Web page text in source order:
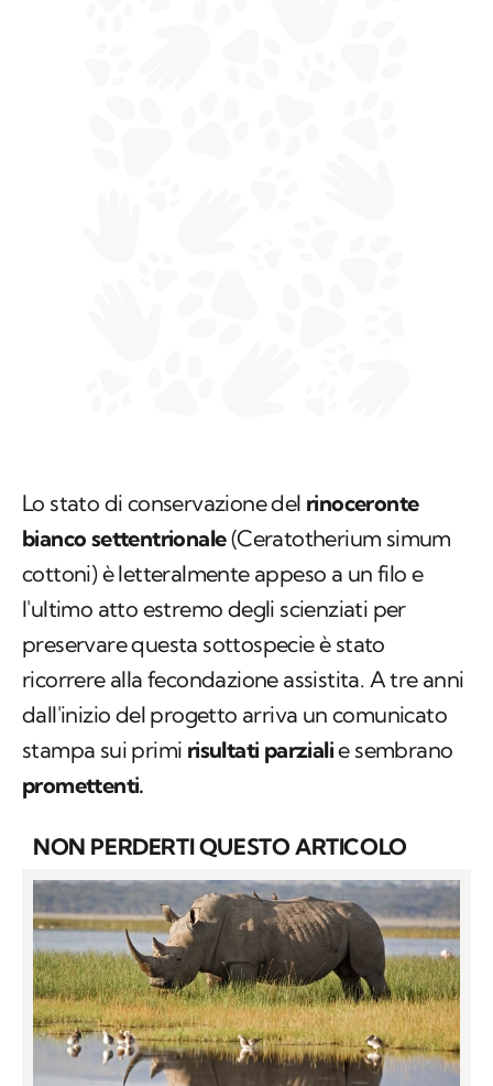
Lo stato di conservazione del rinoceronte
bianco settentrionale(Ceratotherium simum
cottoni)è letteralmente appeso a un filo e
l'ultimo atto estremo degli scienziati per
preservare questa sottospecie è stato
ricorrere alla fecondazione assistita. A tre anni
dall'inizio del progetto arriva un comunicato
stampa sui primi risultati parzialie sembrano
promettenti.
NON PERDERTI QUESTO ARTICOLO